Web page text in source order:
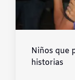
Niños que
historias